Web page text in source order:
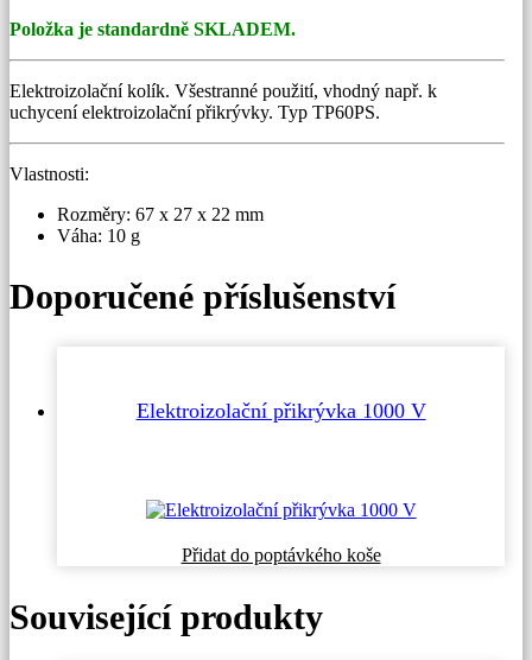
Položka je standardně SKLADEM.
Elektroizolační kolík. Všestranné použití, vhodný např. k
uchycení elektroizolační přikrývky. Typ TP60PS.
Vlastnosti:
Rozměry: 67 x 27 x 22 mm
Váha: 10 g
Doporučené příslušenství
Elektroizolační přikrývka 1000 V
Přidat do poptávkého košeTento
Související produkty